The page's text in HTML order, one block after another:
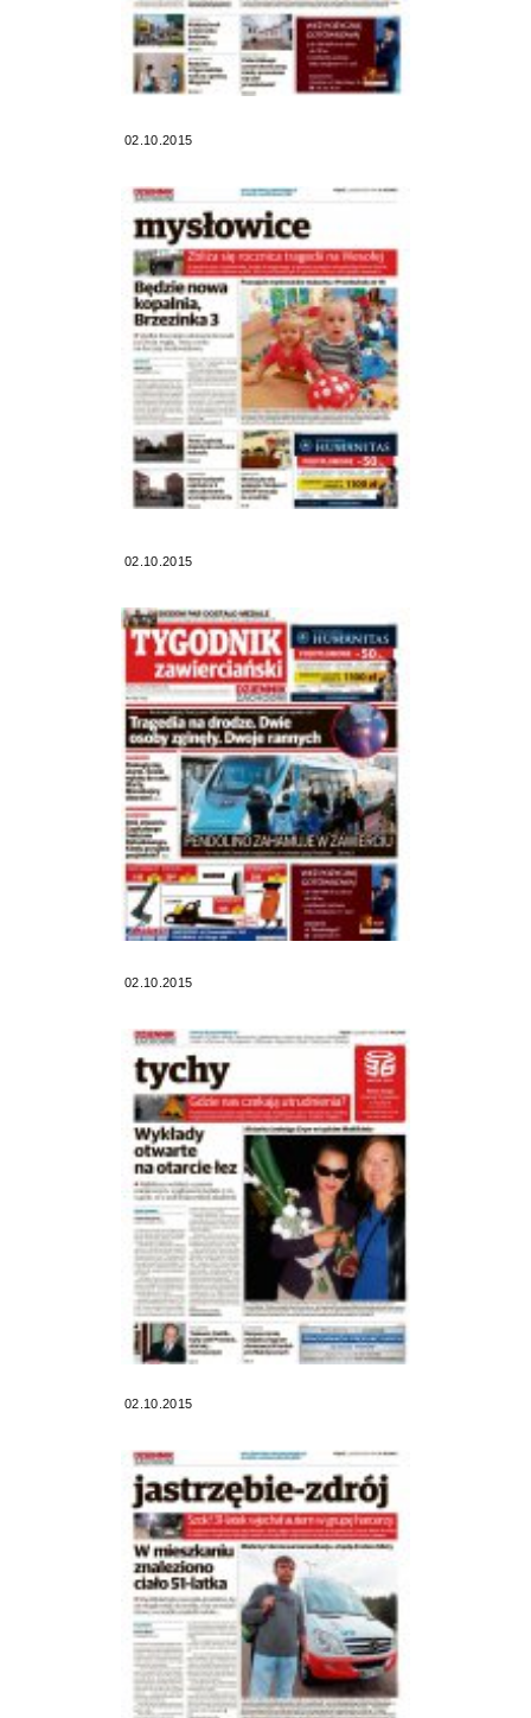
02.10.2015
02.10.2015
02.10.2015
02.10.2015